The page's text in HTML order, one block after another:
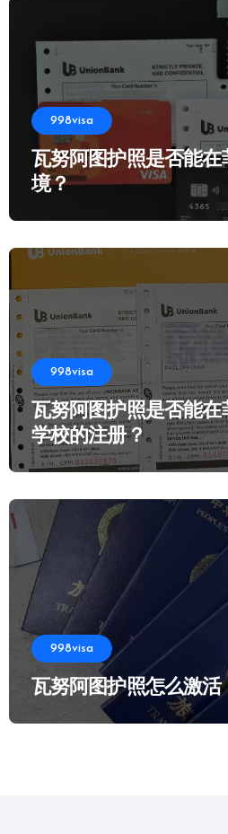
998visa
瓦努阿图护照是否能
境？
998visa
瓦努阿图护照是否能
学校的注册？
998visa
瓦努阿图护照怎么激活